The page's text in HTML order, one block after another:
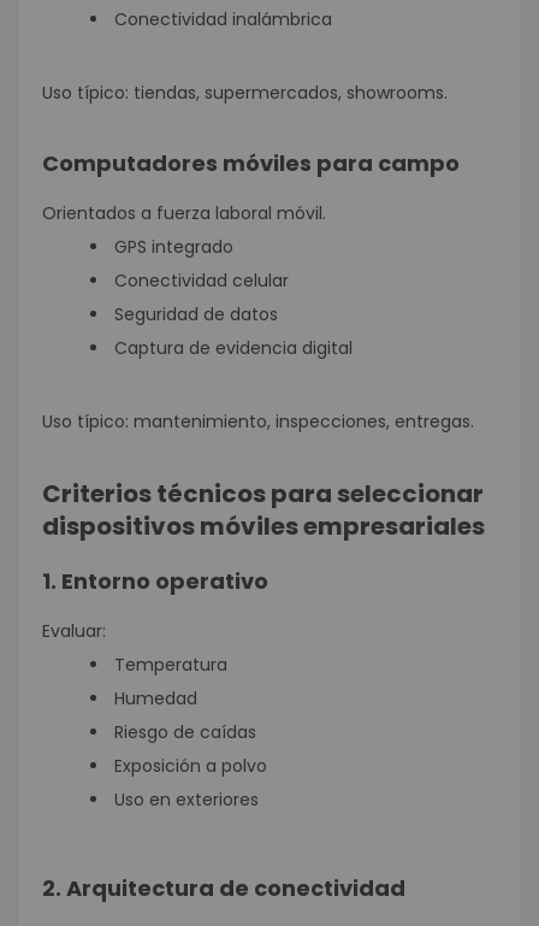
Conectividad inalámbrica
Uso típico: tiendas, supermercados, showrooms.
Computadores móviles para campo
Orientados a fuerza laboral móvil.
GPS integrado
Conectividad celular
Seguridad de datos
Captura de evidencia digital
Uso típico: mantenimiento, inspecciones, entregas.
Criterios técnicos para seleccionar
dispositivos móviles empresariales
1. Entorno operativo
Evaluar:
Temperatura
Humedad
Riesgo de caídas
Exposición a polvo
Uso en exteriores
2. Arquitectura de conectividad